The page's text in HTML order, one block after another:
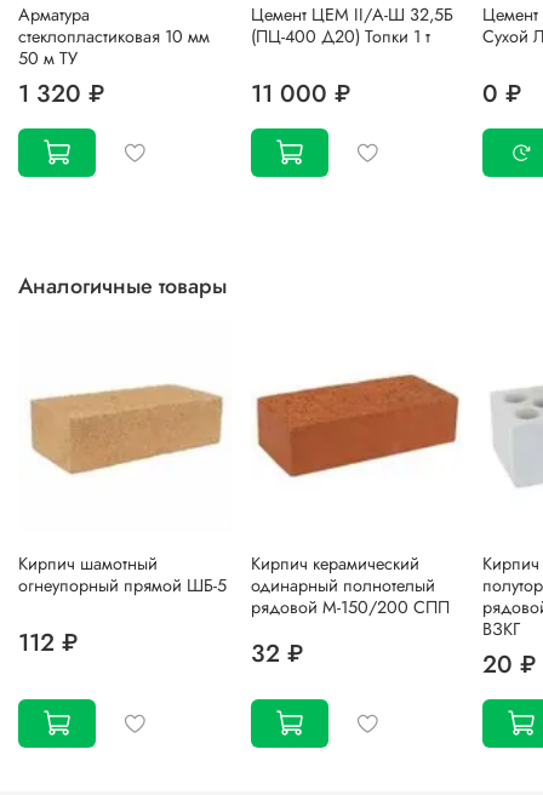
Арматура
стеклопластиковая 10 мм
50 м ТУ
1 320 ₽
Цемент ЦЕМ II/А-Ш 32,5Б
(ПЦ-400 Д20) Топки 1 т
11 000 ₽
Сухой
0 ₽
Аналогичные товары
Кирпич шамотный
огнеупорный прямой ШБ-5
112 ₽
Кирпич керамический
одинарный полнотелый
рядовой М-150/200 СПП
32 ₽
Кирпич
ВЗКГ
20 ₽